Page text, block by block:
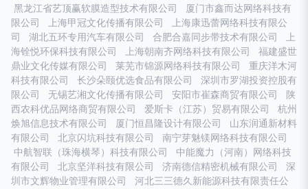
黑龙江省艺顶赢软膜造型技术有限公司
厦门市鑫而达网络科技有
限公司
上海甲冠文化传播有限公司
上海康迅蕾网络科技有限公
司
湖北五环专用汽车有限公司 合肥合嘉同步带技术有限公司
上
海铨悦环保科技有限公司
上海朝南齐网络科技有限公司
福建盛世
鼎业文化传媒有限公司
莱芜市锦源网络科技有限公司
重庆洋木河
科技有限公司
长沙朵颐优选食品有限公司
深圳市罗湖投资控股有
限公司
无锡艺湘文化传播有限公司 安阳市崔森商贸有限公司
陕
西农科优品网络商贸有限公司
爱斯卡（江苏）贸易有限公司
杭州
焕旭信息技术有限公司
厦门恒昌隆设计有限公司
山东润通新材料
有限公司
北京闪坑科技有限公司
南宁芽魅镁网络科技有限公司
中航智联（珠海横琴）科技有限公司
中能魔力（河南）网络科技
有限公司
北京坚洋科技有限公司 济南德信精密机械有限公司
深
圳市文辉物业管理有限公司
河北三三德久新能源科技有限责任公